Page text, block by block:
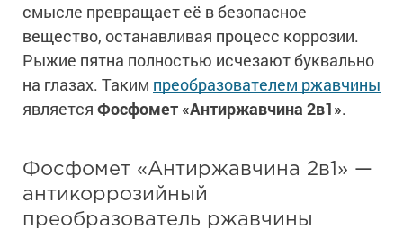
смысле превращает её в безопасное
вещество, останавливая процесс коррозии.
Рыжие пятна полностью исчезают буквально
на глазах. Таким преобразователем ржавчины
является Фосфомет «Антиржавчина 2в1».
Фосфомет «Антиржавчина 2в1» —
антикоррозийный
преобразователь ржавчины